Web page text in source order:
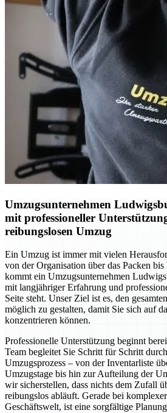
Umzugsunternehmen
mit professioneller
reibungslosen Umzug
Ein Umzug ist immer mit vielen
von der Organisation über das Packen
kommt ein Umzugsunternehmen
mit langjähriger Erfahrung und
Seite steht. Unser Ziel ist es, den
möglich zu gestalten, damit Sie sich auf
konzentrieren können.
Professionelle Unterstützung beginnt
Team begleitet Sie Schritt für Schritt
Umzugsprozess – von der Inventarliste
Umzugstage bis hin zur Aufteilung der
wir sicherstellen, dass nichts dem Zufall
reibungslos abläuft. Gerade bei
Geschäftswelt, ist eine sorgfältige